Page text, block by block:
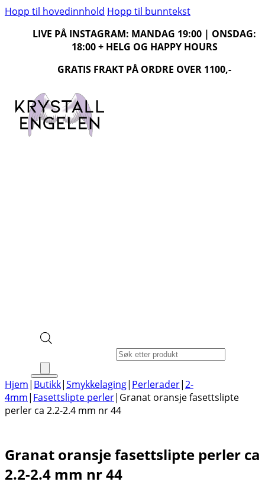
Hopp til hovedinnhold Hopp til bunntekst
LIVE PÅ INSTAGRAM: MANDAG 19:00 | ONSDAG:
18:00 + HELG OG HAPPY HOURS
GRATIS FRAKT PÅ ORDRE OVER 1100,-
Hjem| Butikk|Smykkelaging| Perlerader|2-
4mm| Fasettslipte perler| Granat oransje fasettslipte
perler ca 2.2-2.4 mm nr 44
Granat oransje fasettslipte perler ca
2.2-2.4 mm nr 44